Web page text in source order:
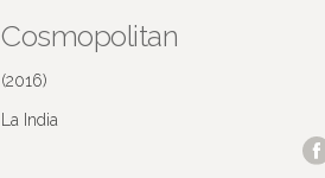
Cosmopolitan
(2016)
La India